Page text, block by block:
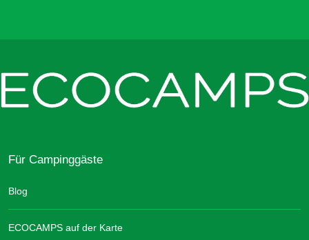
Für Campinggäste
Blog
ECOCAMPS auf der Karte